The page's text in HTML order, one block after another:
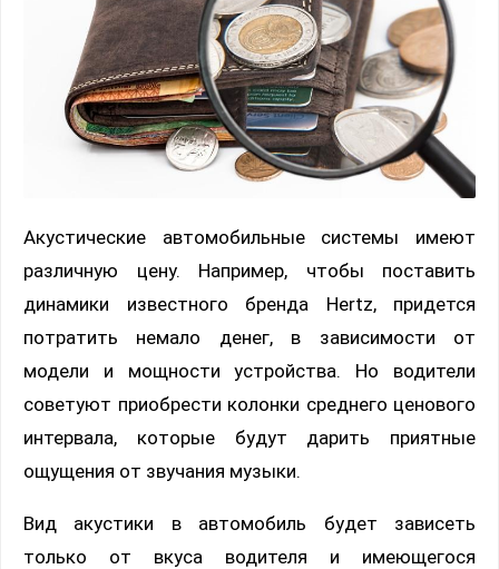
Акустические автомобильные системы имеют
различную цену. Например, чтобы поставить
динамики известного бренда Hertz, придется
потратить немало денег, в зависимости от
модели и мощности устройства. Но водители
советуют приобрести колонки среднего ценового
интервала, которые будут дарить приятные
ощущения от звучания музыки.
Вид акустики в автомобиль будет зависеть
только от вкуса водителя и имеющегося